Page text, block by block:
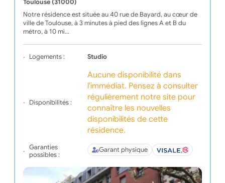
Toulouse (31000)
Notre résidence est située au 40 rue de Bayard, au cœur de
ville de Toulouse, à 3 minutes à pied des lignes A et B du
métro, à 10 mi…
Logements : Studio
Disponibilités :
Aucune disponibilité dans
l'immédiat. Pensez à consulter
régulièrement notre site pour
connaître les nouvelles
disponibilités de cette
résidence.
Garanties
possibles :
Garant physique